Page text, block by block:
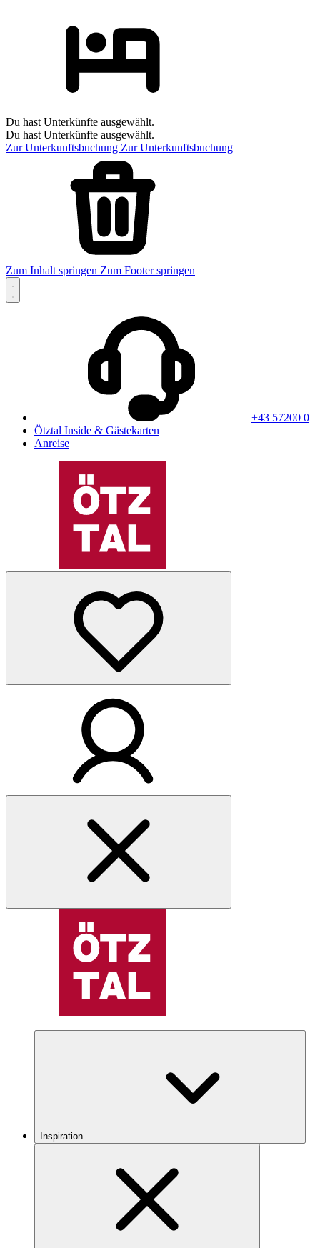
Du hast Unterkünfte ausgewählt.
Du hast Unterkünfte ausgewählt.
Zur Unterkunftsbuchung Zur Unterkunftsbuchung
Zum Inhalt springen Zum Footer springen
+43 57200 0
Ötztal Inside & Gästekarten
Anreise
Inspiration